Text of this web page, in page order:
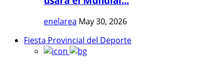
enelarea May 30, 2026
Fiesta Provincial del Deporte